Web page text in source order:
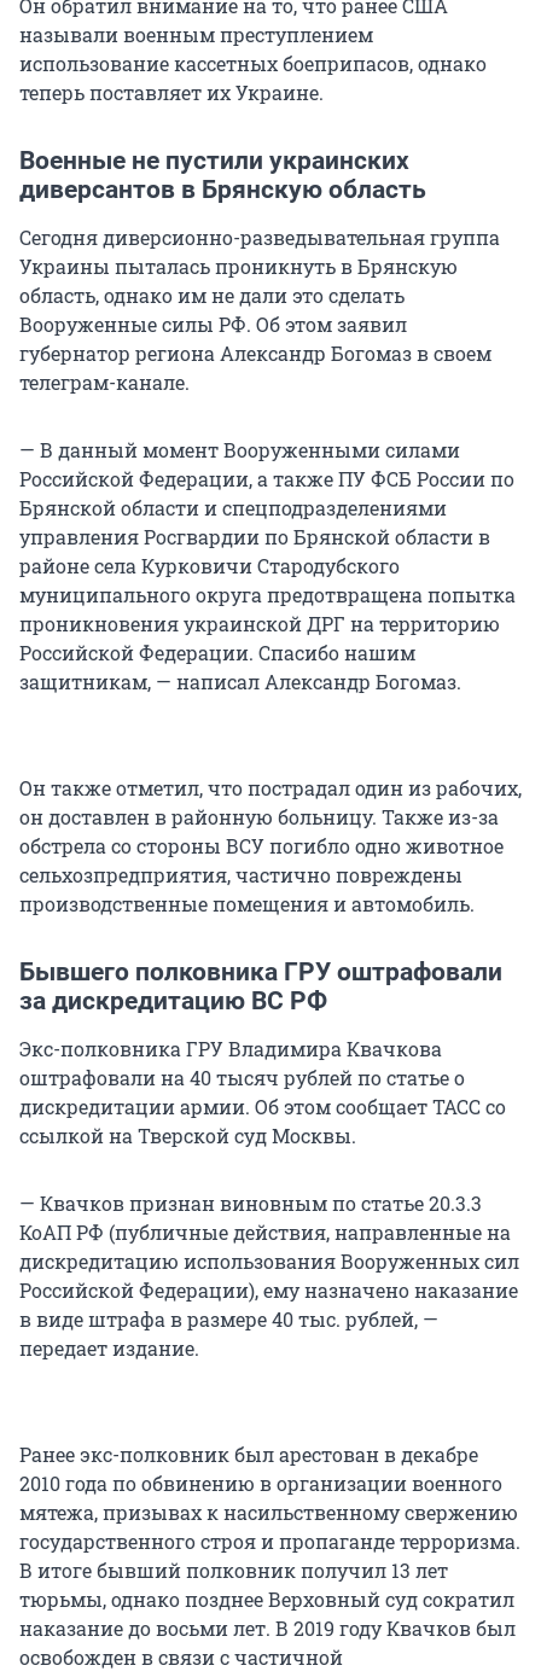
Он обратил внимание на то, что ранее США
называли военным преступлением
использование кассетных боеприпасов, однако
теперь поставляет их Украине.
Военные не пустили украинских
диверсантов в Брянскую область
Сегодня диверсионно-разведывательная группа
Украины пыталась проникнуть в Брянскую
область, однако им не дали это сделать
Вооруженные силы РФ. Об этом заявил
губернатор региона Александр Богомаз в своем
телеграм-канале.
— В данный момент Вооруженными силами
Российской Федерации, а также ПУ ФСБ России по
Брянской области и спецподразделениями
управления Росгвардии по Брянской области в
районе села Курковичи Стародубского
муниципального округа предотвращена попытка
проникновения украинской ДРГ на территорию
Российской Федерации. Спасибо нашим
защитникам, — написал Александр Богомаз.
Он также отметил, что пострадал один из рабочих,
он доставлен в районную больницу. Также из-за
обстрела со стороны ВСУ погибло одно животное
сельхозпредприятия, частично повреждены
производственные помещения и автомобиль.
Бывшего полковника ГРУ оштрафовали
за дискредитацию ВС РФ
Экс-полковника ГРУ Владимира Квачкова
оштрафовали на 40 тысяч рублей по статье о
дискредитации армии. Об этом сообщает ТАСС со
ссылкой на Тверской суд Москвы.
— Квачков признан виновным по статье 20.3.3
КоАП РФ (публичные действия, направленные на
дискредитацию использования Вооруженных сил
Российской Федерации), ему назначено наказание
в виде штрафа в размере 40 тыс. рублей, —
передает издание.
Ранее экс-полковник был арестован в декабре
2010 года по обвинению в организации военного
мятежа, призывах к насильственному свержению
государственного строя и пропаганде терроризма.
В итоге бывший полковник получил 13 лет
тюрьмы, однако позднее Верховный суд сократил
наказание до восьми лет. В 2019 году Квачков был
освобожден в связи с частичной